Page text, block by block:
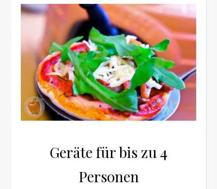
Geräte für bis zu 4
Personen